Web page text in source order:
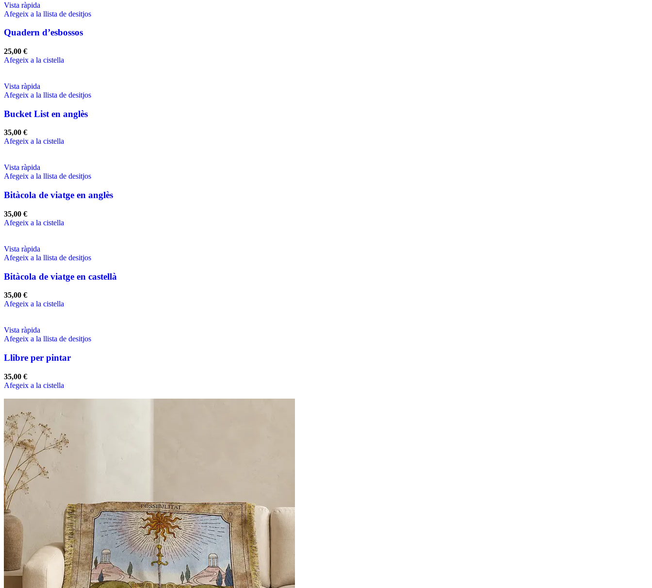
Vista ràpida
Afegeix a la llista de desitjos
Quadern d’esbossos
25,00 €
Afegeix a la cistella
Vista ràpida
Afegeix a la llista de desitjos
Bucket List en anglès
35,00 €
Afegeix a la cistella
Vista ràpida
Afegeix a la llista de desitjos
Bitàcola de viatge en anglès
35,00 €
Afegeix a la cistella
Vista ràpida
Afegeix a la llista de desitjos
Bitàcola de viatge en castellà
35,00 €
Afegeix a la cistella
Vista ràpida
Afegeix a la llista de desitjos
Llibre per pintar
35,00 €
Afegeix a la cistella